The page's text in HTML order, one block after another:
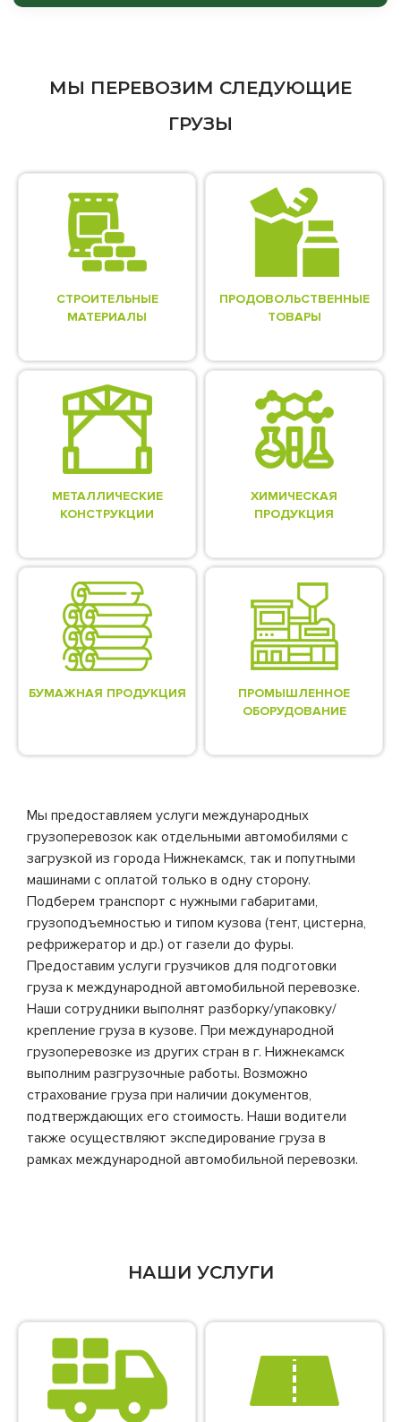
МЫ ПЕРЕВОЗИМ СЛЕДУЮЩИЕ
ГРУЗЫ
СТРОИТЕЛЬНЫЕ
МАТЕРИАЛЫ
ПРОДОВОЛЬСТВЕННЫЕ
ТОВАРЫ
МЕТАЛЛИЧЕСКИЕ
КОНСТРУКЦИИ
ХИМИЧЕСКАЯ
ПРОДУКЦИЯ
БУМАЖНАЯ ПРОДУКЦИЯ
ПРОМЫШЛЕННОЕ
ОБОРУДОВАНИЕ
Мы предоставляем услуги международных
грузоперевозок как отдельными автомобилями с
загрузкой из города Нижнекамск, так и попутными
машинами с оплатой только в одну сторону.
Подберем транспорт с нужными габаритами,
грузоподъемностью и типом кузова (тент, цистерна,
рефрижератор и др.) от газели до фуры.
Предоставим услуги грузчиков для подготовки
груза к международной автомобильной перевозке.
Наши сотрудники выполнят разборку/упаковку/
крепление груза в кузове. При международной
грузоперевозке из других стран в г. Нижнекамск
выполним разгрузочные работы. Возможно
страхование груза при наличии документов,
подтверждающих его стоимость. Наши водители
также осуществляют экспедирование груза в
рамках международной автомобильной перевозки.
НАШИ УСЛУГИ